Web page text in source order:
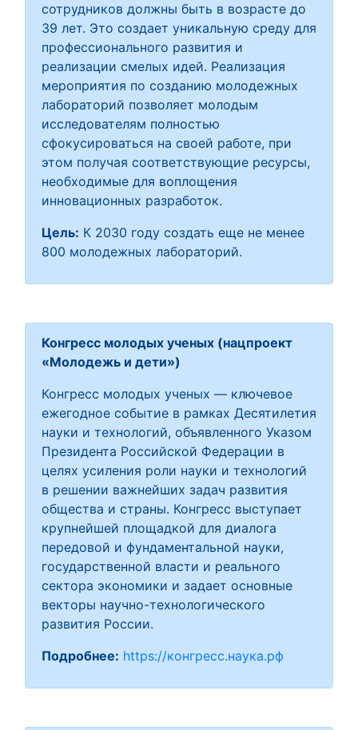
сотрудников должны быть в возрасте до
39 лет. Это создает уникальную среду для
профессионального развития и
реализации смелых идей. Реализация
мероприятия по созданию молодежных
лабораторий позволяет молодым
исследователям полностью
сфокусироваться на своей работе, при
этом получая соответствующие ресурсы,
необходимые для воплощения
инновационных разработок.
Цель: К 2030 году создать еще не менее
800 молодежных лабораторий.
Конгресс молодых ученых (нацпроект
«Молодежь и дети»)
Конгресс молодых ученых — ключевое
ежегодное событие в рамках Десятилетия
науки и технологий, объявленного Указом
Президента Российской Федерации в
целях усиления роли науки и технологий
в решении важнейших задач развития
общества и страны. Конгресс выступает
крупнейшей площадкой для диалога
передовой и фундаментальной науки,
государственной власти и реального
сектора экономики и задает основные
векторы научно-технологического
развития России.
Подробнее: https://конгресс.наука.рф